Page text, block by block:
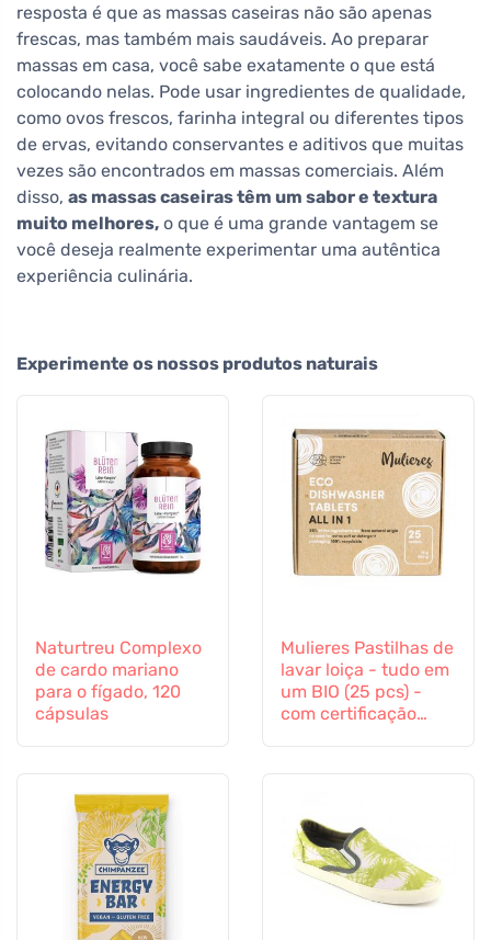
resposta é que as massas caseiras não são apenas
frescas, mas também mais saudáveis. Ao preparar
massas em casa, você sabe exatamente o que está
colocando nelas. Pode usar ingredientes de qualidade,
como ovos frescos, farinha integral ou diferentes tipos
de ervas, evitando conservantes e aditivos que muitas
vezes são encontrados em massas comerciais. Além
disso, as massas caseiras têm um sabor e textura
muito melhores, o que é uma grande vantagem se
você deseja realmente experimentar uma autêntica
experiência culinária.
Experimente os nossos produtos naturais
Naturtreu Complexo
de cardo mariano
para o fígado, 120
cápsulas
Mulieres Pastilhas de
lavar loiça - tudo em
um BIO (25 pcs) -
com certificação